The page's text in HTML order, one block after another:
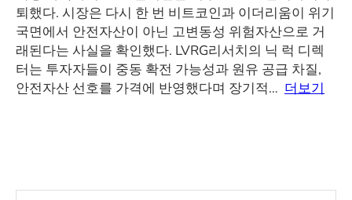
퇴했다. 시장은 다시 한 번 비트코인과 이더리움이 위기
국면에서 안전자산이 아닌 고변동성 위험자산으로 거
래된다는 사실을 확인했다. LVRG리서치의 닉 럭 디렉
터는 투자자들이 중동 확전 가능성과 원유 공급 차질,
안전자산 선호를 가격에 반영했다며 장기적… 더보기